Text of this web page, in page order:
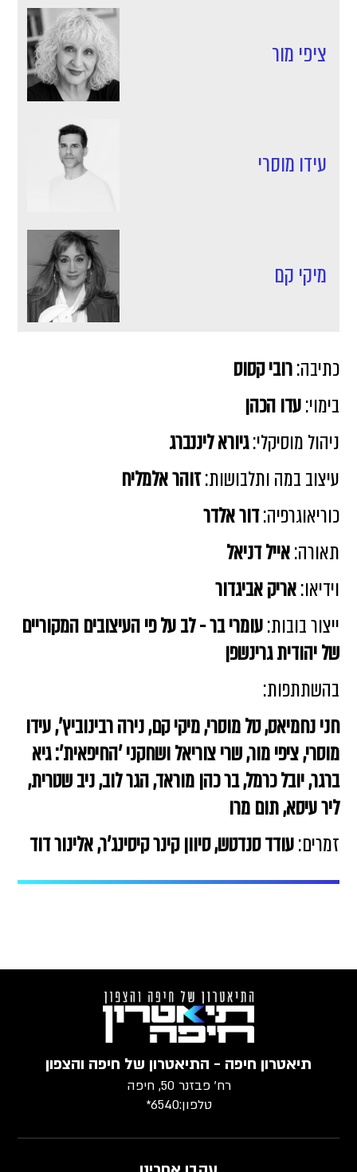
ציפי מור
עידו מוסרי
מיקי קם
כתיבה:רובי קסוס
בימוי:עדו הכהן
ניהול מוסיקלי:גיורא ליננברג
עיצוב במה ותלבושות:זוהר אלמליח
כוריאוגרפיה:דור אלדר
תאורה:אייל דניאל
וידיאו:אריק אביגדור
ייצור בובות:עומרי בר - לב על פי העיצובים המקוריים
של יהודית גרינשפן
בהשתתפות:
חני נחמיאס, טל מוסרי, מיקי קם, נירה רבינוביץ', עידו
מוסרי, ציפי מור, שרי צוריאל ושחקני 'החיפאית': גיא
ברגר, יובל כרמל, בר כהן מוראד, הגר לוב, ניב שטרית,
ליר עיסא, תום מרו
זמרים:עודד סנדטש, סיוון קינר קיסינג'ר, אלינור דוד
תיאטרון חיפה - התיאטרון של חיפה והצפון
רח׳ פבזנר 50, חיפה
טלפון:6540*